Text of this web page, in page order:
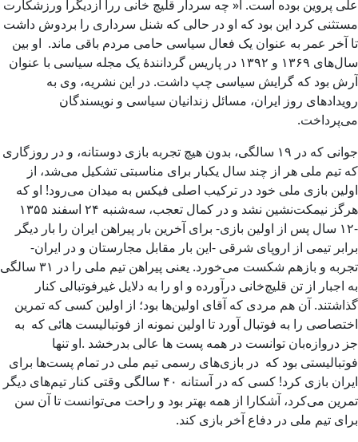
علی پروین بوده است. آ« چه سردار قلیچ خانی ررا ازدیگرا ورزشکارت
مستثنی کرد این بود که او در حالی که شنل سرداری را بردوش داشت
تا آخر عمر به عنوان یک فعال سیاسی حامی مردم باقی ماند. او بین
سال‌های ۱۳۶۹ و ۱۳۹۲ در پاریس گردانندهٔ یک مجله سیاسی با عنوان
آرش بود که گرایش سیاسی چپ داشت. در این نشریه، وی به
رویدادهای روز ایران، مسائل زندانیان سیاسی و نویسندگان
می‌پرداخت.
جوانی که در ۱۹ سالگی، بدون هیچ تجربه بازی دوستانه، و در روزگاری
که تیم ملی هر از چند سال یکبار برای مناسبتی تشکیل می‌شد، از
اولین بازی ملی خود در ترکیب اصلی فیکس به میدان می‌رود! او که
هرگز نیمکت‌نشین نشد و در کمال تعجب، سه‌شنبه ۲۴ اسفند ۱۳۵۵
-۱۲ سال پس از اولین بازی- برای آخرین بار پیراهن ایران را بار دیگر
برابر تیمی از اروپای شرقی -این بار مقابل مجارستان و در ایران-
تجربه و بازهم شکست می‌خورد. یعنی پیراهن تیم ملی را در ۳۱ سالگی
به اجبار از تن قلیچ‌خانی درآورده و او را به دلایل غیرفوتبالی کنار
گذاشتند. آن هم مردی که آقای اولین‌ها بود؛ از اولین کسی که تمرین
اختصاصی را به فوتبال آورد تا اولین نمونه از فوتبالیست هائی که به
جز دروازه‌بان توانست در همه پست ها عالی بدرخشد .او تنها
فوتبالیستی بود که در بازی‌های رسمی تیم ملی در تمام پست‌ها برای
ایران بازی کرد! کسی که در آستانه ۴۰ سالگی وقتی کنار تیم‌های دیگر
تمرین می‌کرد، آشکارا از همه بهتر بود و راحت می‌توانست تا آن سن
برای تیم ملی در دفاع آخر بازی کند.